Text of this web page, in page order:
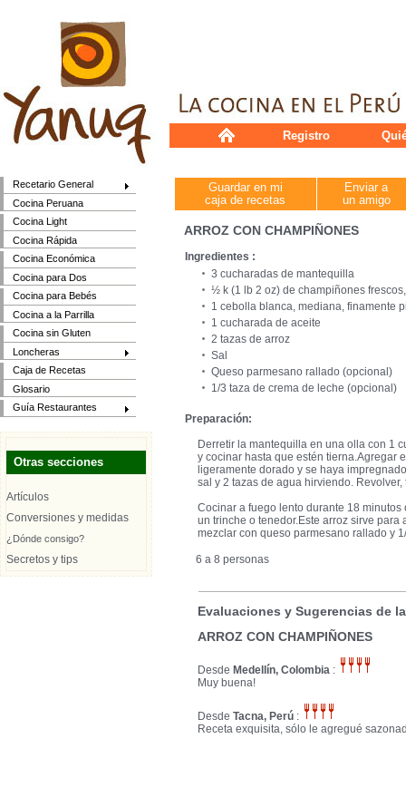
Recetario General
Cocina Peruana
Cocina Light
Cocina Rápida
Cocina Económica
Cocina para Dos
Cocina para Bebés
Cocina a la Parrilla
Cocina sin Gluten
Loncheras
Caja de Recetas
Glosario
Guía Restaurantes
Otras secciones
Artículos
Conversiones y medidas
¿Dónde consigo?
Secretos y tips
Registro
Guardar en mi
caja de recetas
Enviar a
un amigo
ARROZ CON CHAMPIÑONES
Ingredientes :
3 cucharadas de mantequilla
½ k (1 lb 2 oz) de champiñones
1 cebolla blanca, mediana, finamente
1 cucharada de aceite
2 tazas de arroz
Sal
Queso parmesano rallado (opcional)
1/3 taza de crema de leche (opcional)
Preparación:
Derretir la mantequilla en una olla con 1
y cocinar hasta que estén tierna.Agregar
ligeramente dorado y se haya
sal y 2 tazas de agua hirviendo.
Cocinar a fuego lento durante 18
un trinche o tenedor.Este arroz sirve
mezclar con queso parmesano rallado y
6 a 8 personas
Evaluaciones y Sugerencias de
ARROZ CON CHAMPIÑONES
Desde Medellín, Colombia :
Muy buena!
DesdeTacna, Perú :
Receta exquisita, sólo le agregué